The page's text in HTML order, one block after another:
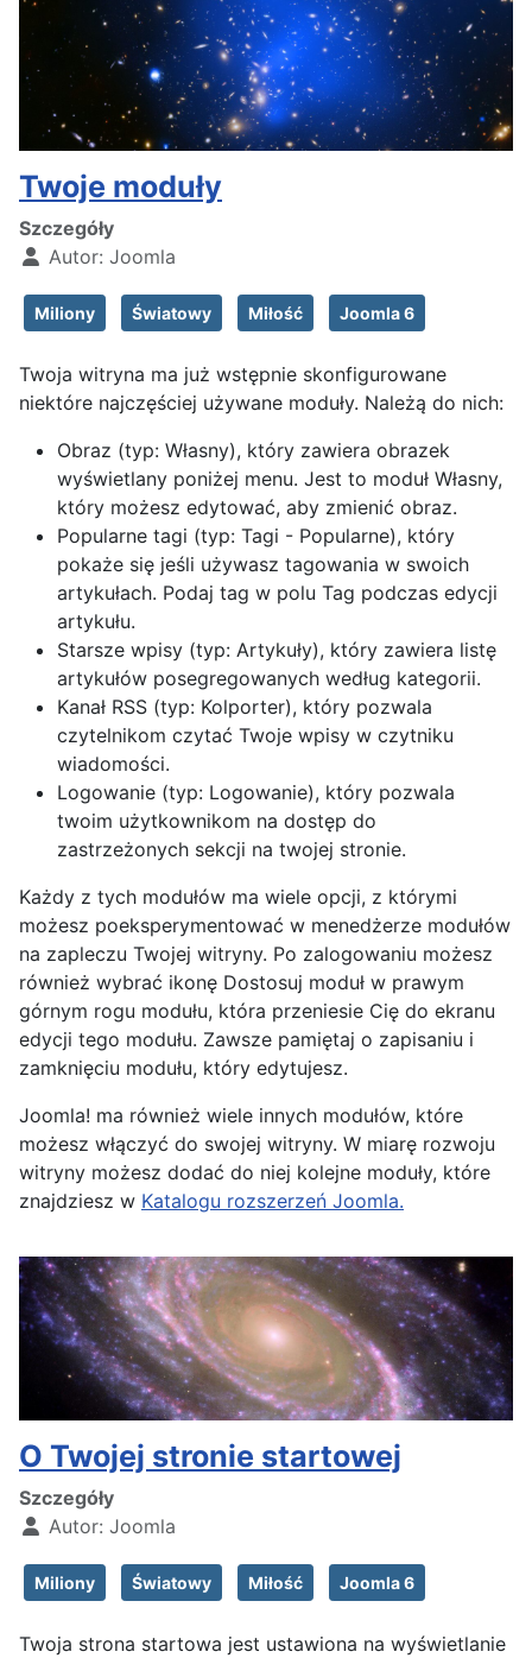
Twoje moduły
Szczegóły
Autor: Joomla
Miliony Światowy Miłość Joomla 6
Twoja witryna ma już wstępnie skonfigurowane
niektóre najczęściej używane moduły. Należą do nich:
Obraz (typ: Własny), który zawiera obrazek
wyświetlany poniżej menu. Jest to moduł Własny,
który możesz edytować, aby zmienić obraz.
Popularne tagi (typ: Tagi - Popularne), który
pokaże się jeśli używasz tagowania w swoich
artykułach. Podaj tag w polu Tag podczas edycji
artykułu.
Starsze wpisy (typ: Artykuły), który zawiera listę
artykułów posegregowanych według kategorii.
Kanał RSS (typ: Kolporter), który pozwala
czytelnikom czytać Twoje wpisy w czytniku
wiadomości.
Logowanie (typ: Logowanie), który pozwala
twoim użytkownikom na dostęp do
zastrzeżonych sekcji na twojej stronie.
Każdy z tych modułów ma wiele opcji, z którymi
możesz poeksperymentować w menedżerze modułów
na zapleczu Twojej witryny. Po zalogowaniu możesz
również wybrać ikonę Dostosuj moduł w prawym
górnym rogu modułu, która przeniesie Cię do ekranu
edycji tego modułu. Zawsze pamiętaj o zapisaniu i
zamknięciu modułu, który edytujesz.
Joomla! ma również wiele innych modułów, które
możesz włączyć do swojej witryny. W miarę rozwoju
witryny możesz dodać do niej kolejne moduły, które
znajdziesz w Katalogu rozszerzeń Joomla.
O Twojej stronie startowej
Szczegóły
Autor: Joomla
Miliony Światowy Miłość Joomla 6
Twoja strona startowa jest ustawiona na wyświetlanie